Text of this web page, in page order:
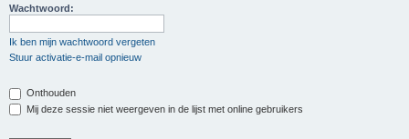
Wachtwoord:
Ik ben mijn wachtwoord vergeten
Stuur activatie-e-mail opnieuw
Onthouden
Mij deze sessie niet weergeven in de lijst met online gebruikers